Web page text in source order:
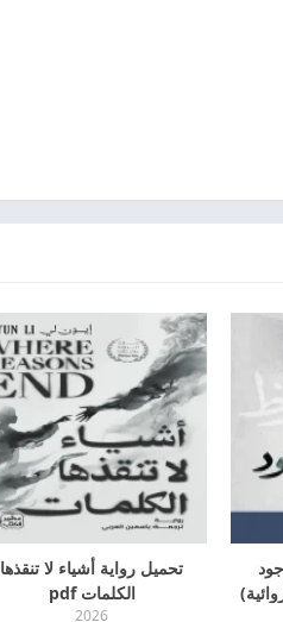
تحميل رواية أشياء لا تنقذها
الكلمات pdf
2026